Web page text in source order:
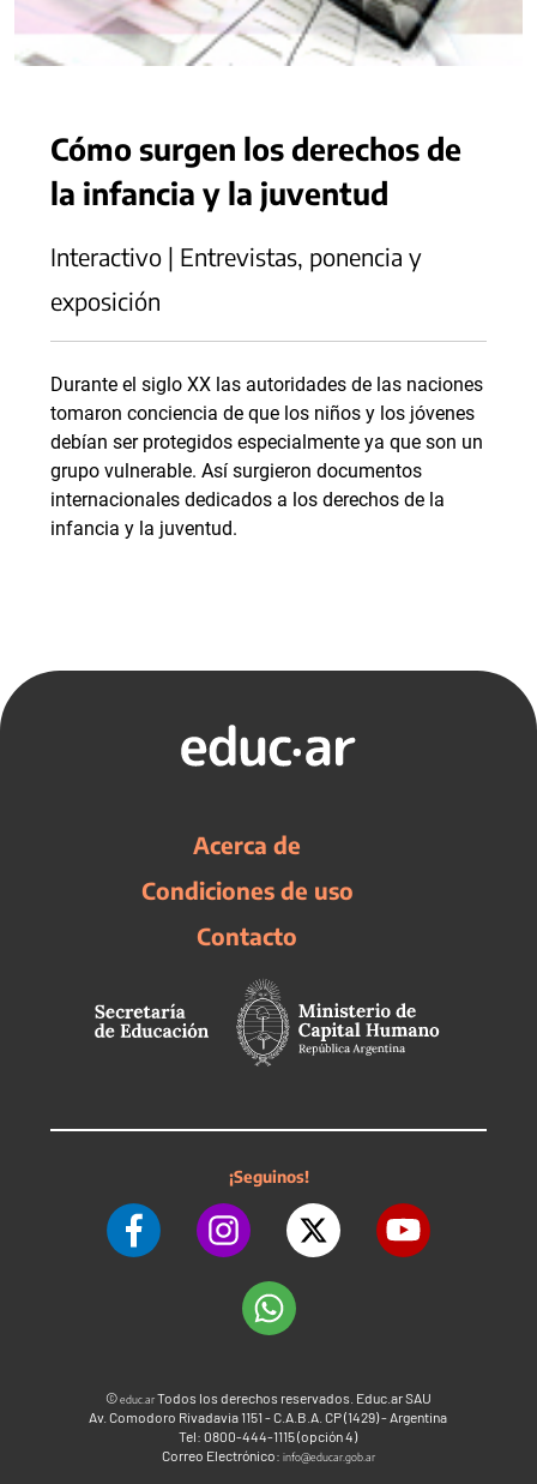
Cómo surgen los derechos de
la infancia y la juventud
Interactivo | Entrevistas, ponencia y
exposición
Durante el siglo XX las autoridades de las naciones
tomaron conciencia de que los niños y los jóvenes
debían ser protegidos especialmente ya que son un
grupo vulnerable. Así surgieron documentos
internacionales dedicados a los derechos de la
infancia y la juventud.
Acerca de
Condiciones de uso
Contacto
¡Seguinos!
©educ.arTodos los derechos reservados. Educ.ar SAU
Av. Comodoro Rivadavia 1151 - C.A.B.A. CP (1429) - Argentina
Tel: 0800-444-1115 (opción 4)
Correo Electrónico: info@educar.gob.ar